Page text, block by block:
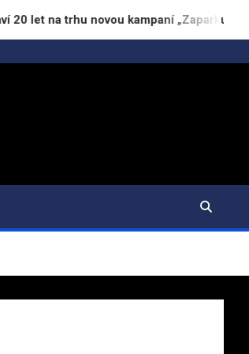
trhu novou kampaní „Zaparkuj chytře“